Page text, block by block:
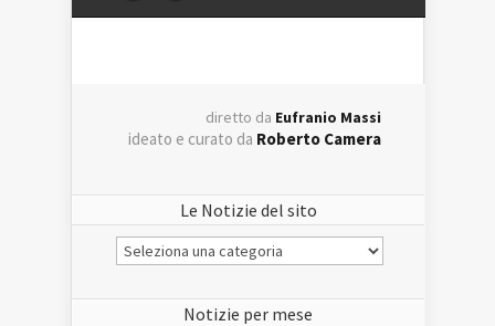
diretto da Eufranio Massi
ideato e curato da Roberto Camera
Le Notizie del sito
Le
Notizie
Notizie per mese